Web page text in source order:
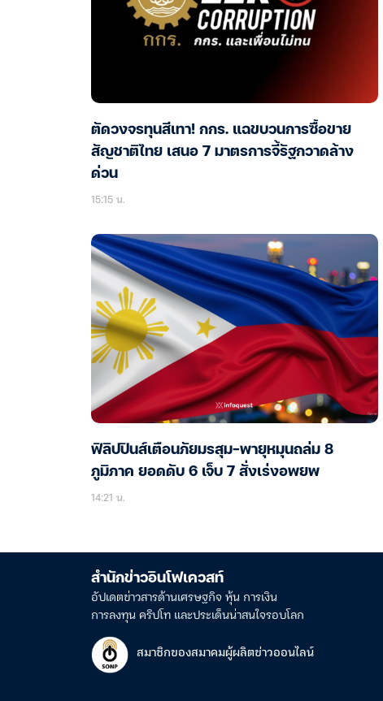
ตัดวงจรทุนสีเทา! กกร. แฉขบวนการซื้อขาย
สัญชาติไทย เสนอ 7 มาตรการจี้รัฐกวาดล้าง
ด่วน
15:15 น.
ฟิลิปปินส์เตือนภัยมรสุม-พายุหมุนถล่ม 8
ภูมิภาค ยอดดับ 6 เจ็บ 7 สั่งเร่งอพยพ
14:21 น.
สำนักข่าวอินโฟเควสท์
อัปเดตข่าวสารด้านเศรษฐกิจ หุ้น การเงิน
การลงทุน คริปโท และประเด็นน่าสนใจรอบโลก
สมาชิกของสมาคมผู้ผลิตข่าวออนไลน์